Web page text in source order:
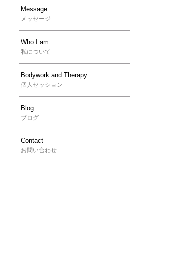
Message
メッセージ
Who I am
私について
Bodywork and Therapy
個人セッション
Blog
ブログ
Contact
お問い合わせ